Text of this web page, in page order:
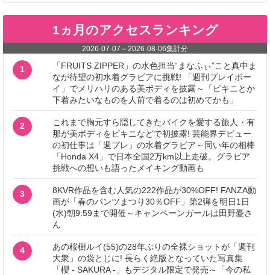
1ヵ月のアクセスランキング
2026-07-07 ～2026-08-06集計分
1
「FRUITS ZIPPER」の水色担当“まなふぃ”こと真中ま
なが待望の初水着グラビアに挑戦! 「週刊プレイボー
イ」でメリハリのある美ボディを披露～「ビキニとか
下着みたいなものを人前で着るのは初めてかも」
2
これまで胸元すら隠してきたバイクを愛する旅人・有
那が美ボディをビキニなどで初披露! 芸能界デビュー
の初仕事は「週プレ」の水着グラビア～同い年の相棒
「Honda X4」で日本全国2万km以上走破。グラビア
挑戦への想いも語ったメイキング動画も
3
8KVR作品を含む人気の222作品が30%OFF! FANZA動
画が「春のパンツまつり30％OFF」第2弾を明日1日
(水)朝9:59まで開催～キャンペーンガールは田野憂さ
ん
4
あの桜樹ルイ(55)の28年ぶりの全裸ショットが「週刊
大衆」の袋とじに! 長らく絶版となっていた写真集
「櫻 - SAKURA -」もデジタル限定で発売～「今の私